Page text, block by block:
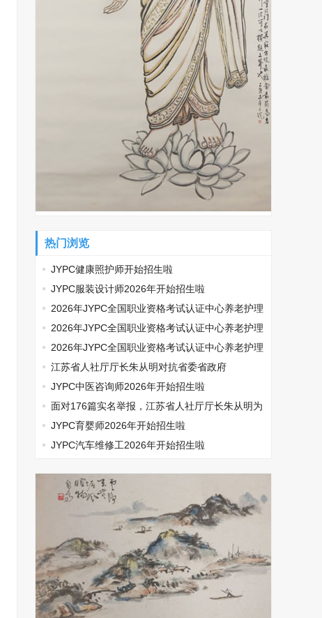
热门浏览
JYPC健康照护师开始招生啦
JYPC服装设计师2026年开始招生啦
2026年JYPC全国职业资格考试认证中心养老护理
师开始报名啦
2026年JYPC全国职业资格考试认证中心养老护理
师开始报名啦
2026年JYPC全国职业资格考试认证中心养老护理
师开始报名啦
江苏省人社厅厅长朱从明对抗省委省政府
JYPC中医咨询师2026年开始招生啦
面对176篇实名举报，江苏省人社厅厅长朱从明为
何选择沉默
JYPC育婴师2026年开始招生啦
JYPC汽车维修工2026年开始招生啦